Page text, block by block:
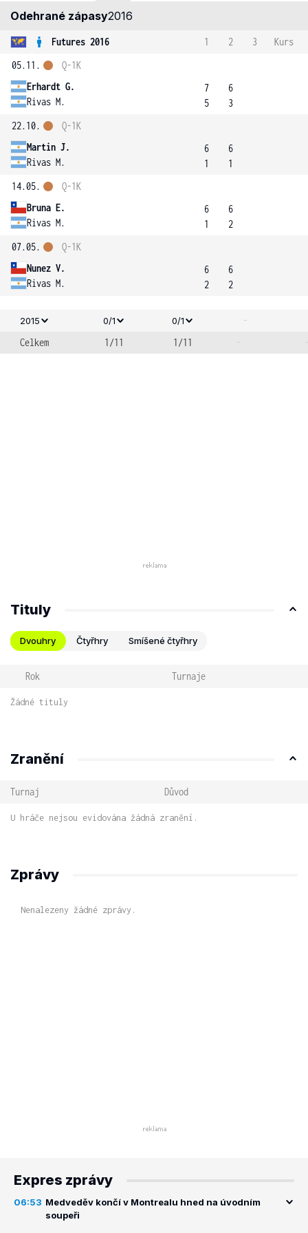
Odehrané zápasy2016
Futures 2016 1 2 3
Kurs
05.11.
Erhardt G.
Rivas M.
Q-1K
7
5
6
3
22.10.
Martin J.
Rivas M.
Q-1K
6
1
6
1
14.05.
Bruna E.
Rivas M.
Q-1K
6
1
6
2
07.05.
Nunez V.
Rivas M.
Q-1K
6
2
6
2
2015 0/1 0/1
-
Celkem
1/11 1/11 -
Tituly
Dvouhry Čtyřhry Smíšené čtyřhry
Rok Turnaje
Žádné tituly
Zranění
Turnaj Důvod
U hráče nejsou evidována žádná zranění.
Zprávy
Nenalezeny žádné zprávy.
Expres zprávy
06:53 Medveděv končí v Montrealu hned na úvodním
soupeři